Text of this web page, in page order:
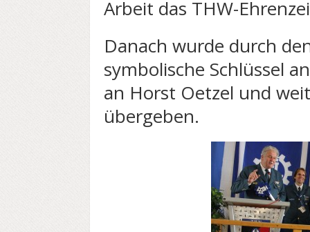
Arbeit das THW-
Danach wurde durch
symbolische Schlüssel
an Horst Oetzel und
übergeben.